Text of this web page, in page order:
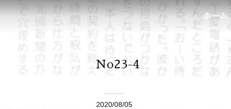
ホーム
No23-4
2020/08/05